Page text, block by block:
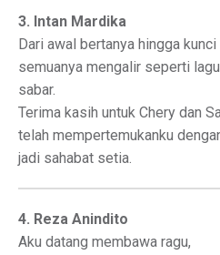
3. Intan Mardika
Dari awal bertanya hingga kunci
semuanya mengalir seperti
sabar.
Terima kasih untuk Chery dan
telah mempertemukanku
jadi sahabat setia.
4. Reza Anindito
Aku datang membawa ragu,